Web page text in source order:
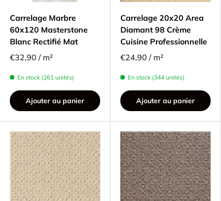
Carrelage Marbre
60x120 Masterstone
Blanc Rectifié Mat
€32,90 / m²
En stock (261 unités)
Ajouter au panier
Carrelage 20x20 Area
Diamant 98 Crème
Cuisine Professionnelle
€24,90 / m²
En stock (344 unités)
Ajouter au panier